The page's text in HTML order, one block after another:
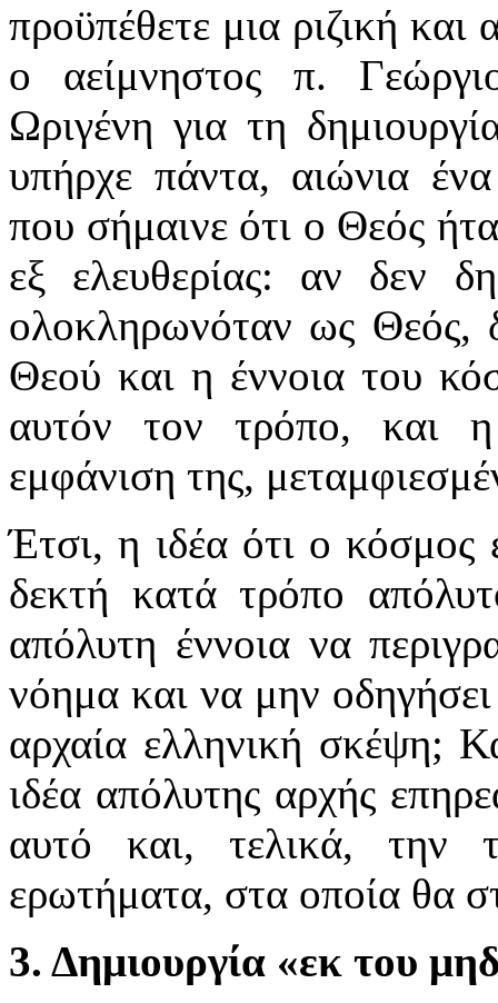
προϋπέθετε μια ριζική
ο αείμνηστος π.
Ωριγένη για τη
υπήρχε πάντα, αιώνια
που σήμαινε ότι ο Θεός
εξ ελευθερίας: αν δεν
ολοκληρωνόταν ως Θεός,
Θεού και η έννοια του
αυτόν τον τρόπο, και η
εμφάνιση της,
Έτσι, η ιδέα ότι ο κόσμος
δεκτή κατά τρόπο
απόλυτη έννοια να
νόημα και να μην
αρχαία ελληνική σκέψη;
ιδέα απόλυτης αρχής
αυτό και, τελικά, την
ερωτήματα, στα οποία θα
3. Δημιουργία «εκ του